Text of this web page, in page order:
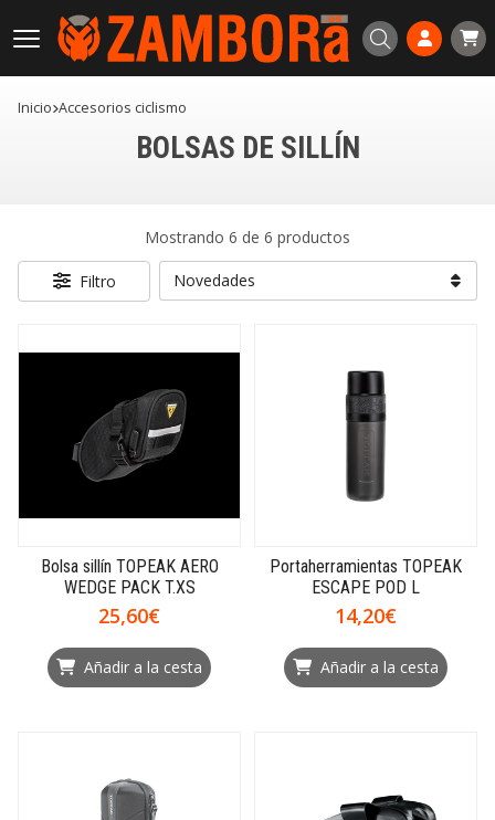
Buscar
Inicio accesorios ciclismo
BOLSAS DE SILLÍN
Mostrando 6 de 6 productos
Filtro
Bolsa sillín TOPEAK AERO
WEDGE PACK T.XS
25,60€
Añadir a la cesta
Portaherramientas TOPEAK
ESCAPE POD L
14,20€
Añadir a la cesta